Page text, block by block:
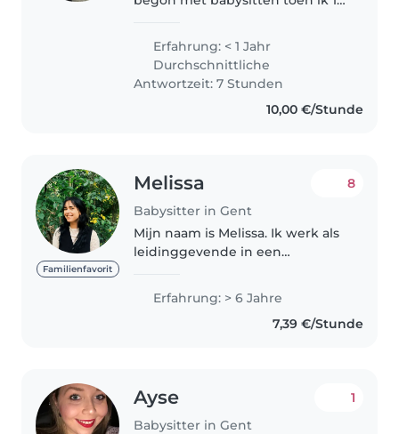
mijn buren , de broer en zus van
een vriend en de kinderen van
mijn leerkracht Op dit..
Erfahrung: < 1 Jahr
Durchschnittliche
Antwortzeit: 7 Stunden
10,00 €/Stunde
Familienfavorit
Melissa
Babysitter in Gent
8
Mijn naam is Melissa. Ik werk als
leidinggevende in een
en ben in 2019 afgestudeerd als
kleuterjuf. Ondertussen heb ik al
heel wat ervaring opgedaan, oa..
Erfahrung: > 6 Jahre
7,39 €/Stunde
Ayse
Babysitter in Gent
1